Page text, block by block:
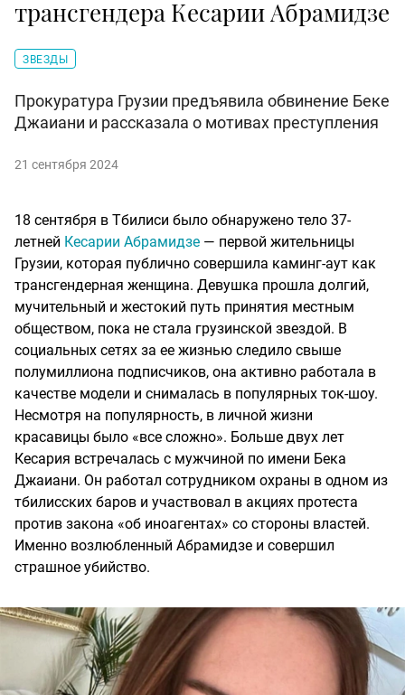
трансгендера Кесарии Абрамидзе
ЗВЕЗДЫ
Прокуратура Грузии предъявила обвинение Беке
Джаиани и рассказала о мотивах преступления
21 сентября 2024
18 сентября в Тбилиси было обнаружено тело 37-
летней Кесарии Абрамидзе — первой жительницы
Грузии, которая публично совершила каминг-аут как
трансгендерная женщина. Девушка прошла долгий,
мучительный и жестокий путь принятия местным
обществом, пока не стала грузинской звездой. В
социальных сетях за ее жизнью следило свыше
полумиллиона подписчиков, она активно работала в
качестве модели и снималась в популярных ток-шоу.
Несмотря на популярность, в личной жизни
красавицы было «все сложно». Больше двух лет
Кесария встречалась с мужчиной по имени Бека
Джаиани. Он работал сотрудником охраны в одном из
тбилисских баров и участвовал в акциях протеста
против закона «об иноагентах» со стороны властей.
Именно возлюбленный Абрамидзе и совершил
страшное убийство.